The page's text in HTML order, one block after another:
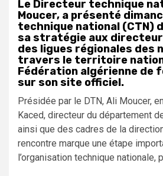
Le Directeur technique
Moucer, a présenté
technique national (CTN)
sa stratégie aux
des ligues régionales des
travers le territoire
Fédération algérienne de
sur son site officiel.
Présidée par le DTN, Ali Moucer,
Kaced, directeur du département
ainsi que des cadres de la
rencontre marque une étape
l’organisation technique nationale,